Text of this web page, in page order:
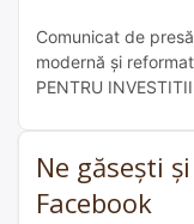
Comunicat de
modernă și
PENTRU
beneficiar Csernik
reformă/investiție:
beneficiar, anunță
PENTRU
Ne găsești
Facebook